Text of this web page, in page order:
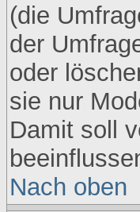
(die
der
oder
sie nur
Damit soll
Nach oben